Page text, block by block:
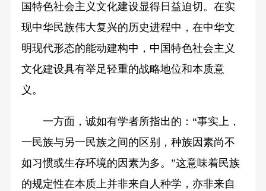
国特色社会主义文化建设显得日益迫切。在实
现中华民族伟大复兴的历史进程中，在中华文
明现代形态的能动建构中，中国特色社会主义
文化建设具有举足轻重的战略地位和本质意
义。
一方面，诚如有学者所指出的：“事实上，
一民族与另一民族之间的区别，种族因素尚不
如习惯或生存环境的因素为多。”这意味着民族
的规定性在本质上并非来自人种学，亦非来自